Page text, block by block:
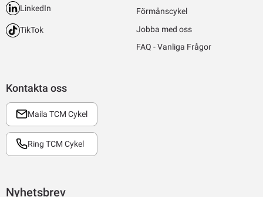
Kontakta oss
Maila TCM Cykel
Ring TCM Cykel
LinkedIn
TikTok
Förmånscykel
Jobba med oss
FAQ - Vanliga Frågor
Nyhetsbrev